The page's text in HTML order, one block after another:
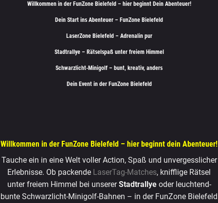
Willkommen in der FunZone Bielefeld – hier beginnt Dein Abenteuer!
Dein Start ins Abenteuer – FunZone Bielefeld
LaserZone Bielefeld – Adrenalin pur
Stadtrallye – Rätselspaß unter freiem Himmel
Schwarzlicht-Minigolf – bunt, kreativ, anders
Dein Event in der FunZone Bielefeld
Willkommen in der FunZone Bielefeld – hier beginnt dein Abenteuer!
Tauche ein in eine Welt voller Action, Spaß und unvergesslicher
Erlebnisse. Ob packende LaserTag-Matches, knifflige Rätsel
unter freiem Himmel bei unsererStadtrallyeoder leuchtend-
bunte Schwarzlicht-Minigolf-Bahnen – in der FunZone Bielefeld